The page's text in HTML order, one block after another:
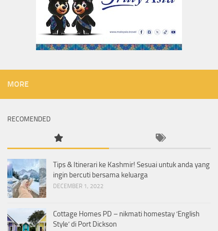
MORE
RECOMENDED
Tips & Itinerari ke Kashmir! Sesuai untuk anda yang
ingin bercuti bersama keluarga
DECEMBER 1, 2022
Cottage Homes PD – nikmati homestay ‘English
Style’ di Port Dickson